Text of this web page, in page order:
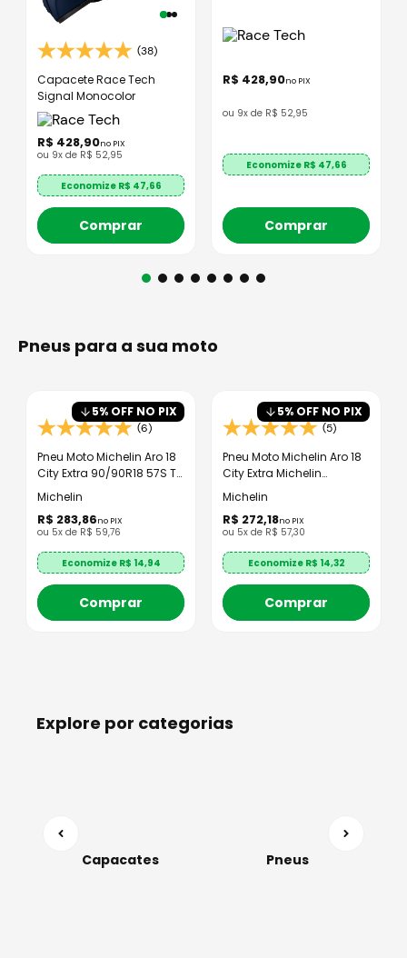
(38)
Capacete Race Tech
Signal Monocolor
R$ 428,90no PIX
ou 9x de R$ 52,95
Economize R$ 47,66
Comprar
R$ 428,90no PIX
ou 9x de R$ 52,95
Economize R$ 47,66
Comprar
Pneus para a sua moto
5% OFF NO PIX
(6)
Pneu Moto Michelin Aro 18
City Extra 90/90R18 57S TL
- Traseiro
Michelin
R$ 283,86no PIX
ou 5x de R$ 59,76
Economize R$ 14,94
Comprar
5% OFF NO PIX
(5)
Pneu Moto Michelin Aro 18
City Extra Michelin
80/100R18 47S TL -
Dianteiro
Michelin
R$ 272,18no PIX
ou 5x de R$ 57,30
Economize R$ 14,32
Comprar
Explore por categorias